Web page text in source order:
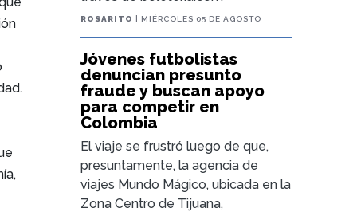
ROSARITO | MIÉRCOLES 05 DE AGOSTO
Jóvenes futbolistas
denuncian presunto
fraude y buscan apoyo
para competir en
Colombia
El viaje se frustró luego de que,
presuntamente, la agencia de
viajes Mundo Mágico, ubicada en la
Zona Centro de Tijuana,